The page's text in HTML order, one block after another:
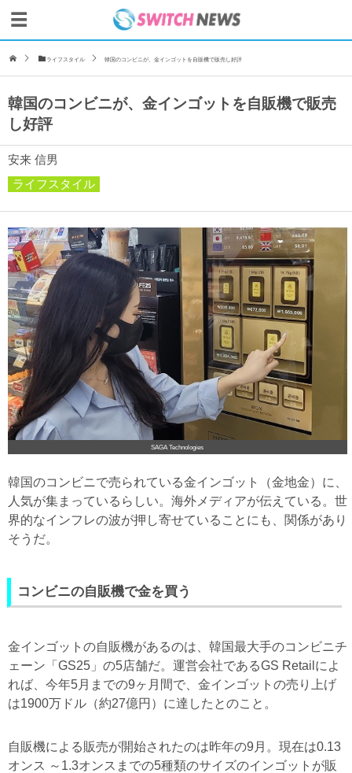
ライフスタイル 韓国のコンビニが、金インゴットを自販機で販売し好評
韓国のコンビニが、金インゴットを自販機で販売
し好評
安来 信男
ライフスタイル
SAGA Technologies
韓国のコンビニで売られている金インゴット（金地金）に、
人気が集まっているらしい。海外メディアが伝えている。世
界的なインフレの波が押し寄せていることにも、関係があり
そうだ。
コンビニの自販機で金を買う
金インゴットの自販機があるのは、韓国最大手のコンビニチ
ェーン「GS25」の5店舗だ。運営会社であるGS Retailによ
れば、今年5月までの9ヶ月間で、金インゴットの売り上げ
は1900万ドル（約27億円）に達したとのこと。
自販機による販売が開始されたのは昨年の9月。現在は0.13
オンス ～1.3オンスまでの5種類のサイズのインゴットが販